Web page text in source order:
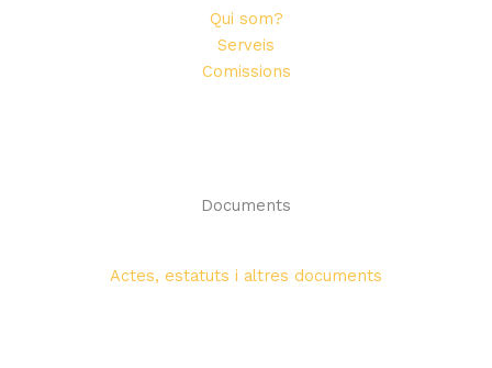
Qui som?
Serveis
Comissions
Documents
Actes, estatuts i altres documents